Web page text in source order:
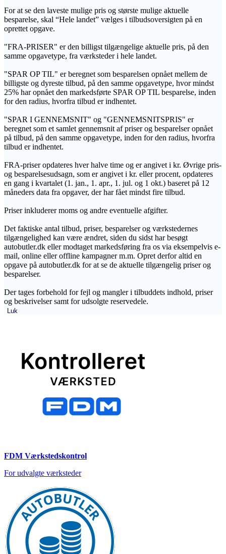
For at se den laveste mulige pris og største mulige aktuelle
besparelse, skal “Hele landet” vælges i tilbudsoversigten på en
oprettet opgave.
"FRA-PRISER" er den billigst tilgængelige aktuelle pris, på den
samme opgavetype, fra værksteder i hele landet.
"SPAR OP TIL" er beregnet som besparelsen opnået mellem de
billigste og dyreste tilbud, på den samme opgavetype, hvor mindst
25% har opnået den markedsførte SPAR OP TIL besparelse, inden
for den radius, hvorfra tilbud er indhentet.
"SPAR I GENNEMSNIT" og "GENNEMSNITSPRIS" er
beregnet som et samlet gennemsnit af priser og besparelser opnået
på tilbud, på den samme opgavetype, inden for den radius, hvorfra
tilbud er indhentet.
FRA-priser opdateres hver halve time og er angivet i kr. Øvrige pris-
og besparelsesudsagn, som er angivet i kr. eller procent, opdateres
en gang i kvartalet (1. jan., 1. apr., 1. jul. og 1 okt.) baseret på 12
måneders data fra opgaver, der har fået mindst fire tilbud.
Priser inkluderer moms og andre eventuelle afgifter.
Det faktiske antal tilbud, priser, besparelser og værkstedernes
tilgængelighed kan være ændret, siden du sidst har besøgt
autobutler.dk eller modtaget markedsføring fra os via eksempelvis e-
mail, online eller offline kampagner m.m. Opret derfor altid en
opgave på autobutler.dk for at se de aktuelle tilgængelig priser og
besparelser.
Der tages forbehold for fejl og mangler i tilbuddets indhold, priser
og beskrivelser samt for udsolgte reservedele.
Luk
FDM Værkstedskontrol
For udvalgte værksteder